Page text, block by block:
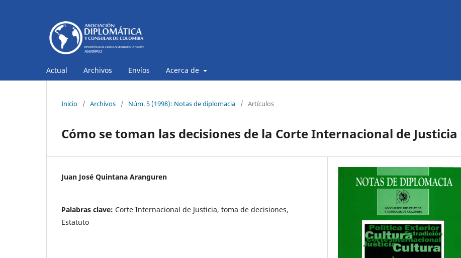
Actual Archivos Envíos Acerca de
Inicio / Archivos / Núm. 5 (1998): Notas de diplomacia / Artículos
Cómo se toman las decisiones de la Corte Internacional de Justicia
Juan José Quintana Aranguren
Palabras clave: Corte Internacional de Justicia, toma de decisiones,
Estatuto